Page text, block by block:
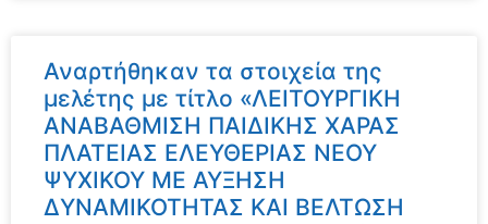
Αναρτήθηκαν τα στοιχεία της
μελέτης με τίτλο «ΛΕΙΤΟΥΡΓΙΚΗ
ΑΝΑΒΑΘΜΙΣΗ ΠΑΙΔΙΚΗΣ ΧΑΡΑΣ
ΠΛΑΤΕΙΑΣ ΕΛΕΥΘΕΡΙΑΣ ΝΕΟΥ
ΨΥΧΙΚΟΥ ΜΕ ΑΥΞΗΣΗ
ΔΥΝΑΜΙΚΟΤΗΤΑΣ ΚΑΙ ΒΕΛΤΩΣΗ